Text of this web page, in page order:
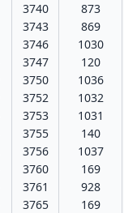
3740
3743
3746
3747
3750
3752
3753
3755
3756
3760
3761
3765
873
869
1030
120
1036
1032
1031
140
1037
169
928
169